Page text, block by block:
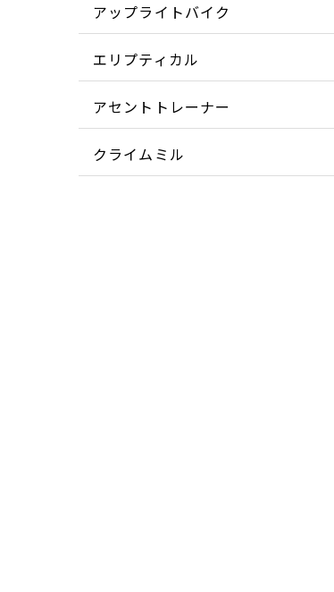
アップライトバイク
エリプティカル
アセントトレーナー
クライムミル